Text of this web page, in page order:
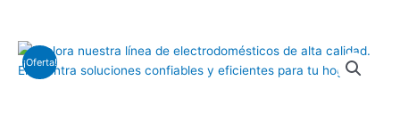
¡Oferta!